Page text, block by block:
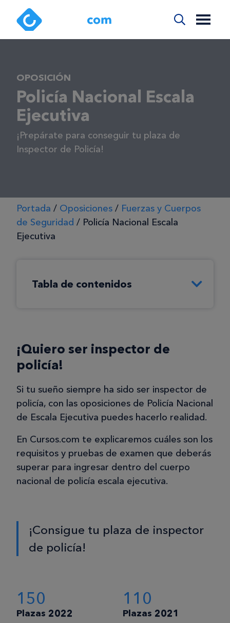
OPOSICIÓN
Policí­a Nacional Escala
Ejecutiva
¡Prepárate para conseguir tu plaza de
Inspector de Policía!
Portada / Oposiciones / Fuerzas y Cuerpos
de Seguridad / Policía Nacional Escala
Ejecutiva
Tabla de contenidos
¡Quiero ser inspector de
policía!
Si tu sueño siempre ha sido ser inspector de
policía, con las oposiciones de Policía Nacional
de Escala Ejecutiva puedes hacerlo realidad.
En Cursos.com te explicaremos cuáles son los
requisitos y pruebas de examen que deberás
superar para ingresar dentro del cuerpo
nacional de policía escala ejecutiva.
¡Consigue tu plaza de inspector
de policía!
150
Plazas 2022
110
Plazas 2021